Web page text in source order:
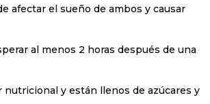
afectar el sueño de ambos y causar
al menos 2 horas después de una
y están llenos de azúcares y